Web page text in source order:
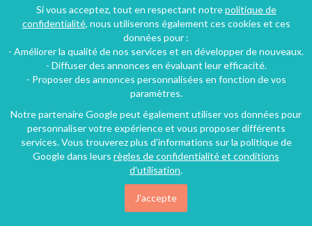
Bracquetuit (39 km), Seine-Maritime, Haute-Normandie, Normandie, France
Chambre d'hôtes
4 chambres 3 personnes
43€/nuit
Si vous acceptez, tout en respectant notrepolitique de
confidentialité, nous utiliserons également ces cookies et ces
données pour :
- Améliorer la qualité de nos services et en développer de nouveaux.
- Diffuser des annonces en évaluant leur efficacité.
- Proposer des annonces personnalisées en fonction de vos
paramètres.
Notre partenaire Google peut également utiliser vos données pour
personnaliser votre expérience et vous proposer différents
services. Vous trouverez plus d'informations sur la politique de
Google dans leurs règles de confidentialité et conditions
d'utilisation.
J'accepte